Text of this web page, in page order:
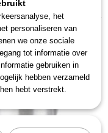
het
personaliseren van
we onze sociale
tot informatie over
gebruiken in
hebben verzameld
hebt verstrekt.